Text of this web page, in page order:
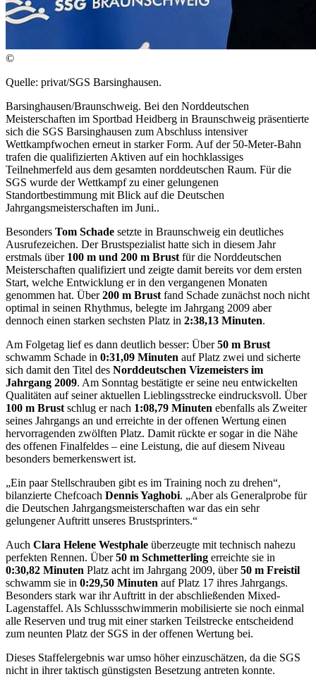
©
Quelle: privat/SGS Barsinghausen.
Barsinghausen/Braunschweig. Bei den Norddeutschen
Meisterschaften im Sportbad Heidberg in Braunschweig präsentierte
sich die SGS Barsinghausen zum Abschluss intensiver
Wettkampfwochen erneut in starker Form. Auf der 50-Meter-Bahn
trafen die qualifizierten Aktiven auf ein hochklassiges
Teilnehmerfeld aus dem gesamten norddeutschen Raum. Für die
SGS wurde der Wettkampf zu einer gelungenen
Standortbestimmung mit Blick auf die Deutschen
Jahrgangsmeisterschaften im Juni..
Besonders Tom Schade setzte in Braunschweig ein deutliches
Ausrufezeichen. Der Brustspezialist hatte sich in diesem Jahr
erstmals über 100 m und 200 m Brust für die Norddeutschen
Meisterschaften qualifiziert und zeigte damit bereits vor dem ersten
Start, welche Entwicklung er in den vergangenen Monaten
genommen hat. Über200 m Brust fand Schade zunächst noch nicht
optimal in seinen Rhythmus, belegte im Jahrgang 2009 aber
dennoch einen starken sechsten Platz in 2:38,13 Minuten.
Am Folgetag lief es dann deutlich besser: Über50 m Brust
schwamm Schade in 0:31,09 Minuten auf Platz zwei und sicherte
sich damit den Titel des Norddeutschen Vizemeisters im
Jahrgang 2009. Am Sonntag bestätigte er seine neu entwickelten
Qualitäten auf seiner aktuellen Lieblingsstrecke eindrucksvoll. Über
100 m Brust schlug er nach 1:08,79 Minuten ebenfalls als Zweiter
seines Jahrgangs an und erreichte in der offenen Wertung einen
hervorragenden zwölften Platz. Damit rückte er sogar in die Nähe
des offenen Finalfeldes – eine Leistung, die auf diesem Niveau
besonders bemerkenswert ist.
„Ein paar Stellschrauben gibt es im Training noch zu drehen“,
bilanzierte Chefcoach Dennis Yaghobi. „Aber als Generalprobe für
die Deutschen Jahrgangsmeisterschaften war das ein sehr
gelungener Auftritt unseres Brustsprinters.“
Auch Clara Helene Westphale überzeugte mit technisch nahezu
perfekten Rennen. Über50 m Schmetterling erreichte sie in
0:30,82 Minuten Platz acht im Jahrgang 2009, über50 m Freistil
schwamm sie in 0:29,50 Minuten auf Platz 17 ihres Jahrgangs.
Besonders stark war ihr Auftritt in der abschließenden Mixed-
Lagenstaffel. Als Schlussschwimmerin mobilisierte sie noch einmal
alle Reserven und trug mit einer starken Teilstrecke entscheidend
zum neunten Platz der SGS in der offenen Wertung bei.
Dieses Staffelergebnis war umso höher einzuschätzen, da die SGS
nicht in ihrer taktisch günstigsten Besetzung antreten konnte.